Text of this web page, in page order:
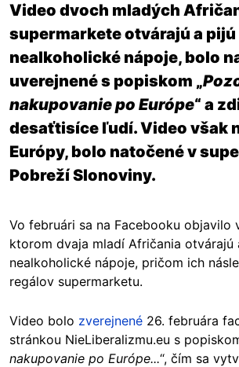
Video dvoch mladých
supermarkete otvárajú a pijú
nealkoholické nápoje, bolo
uverejnené s popiskom „
nakupovanie po Európe“ a
desaťtisíce ľudí. Video však
Európy, bolo natočené v
Pobreží Slonoviny.
Vo februári sa na Facebooku objavilo
ktorom dvaja mladí Afričania otvárajú
nealkoholické nápoje, pričom ich
regálov supermarketu.
Video bolo zverejnené 26. februára
stránkou NieLiberalizmu.eu s
nakupovanie po Európe...“, čím sa